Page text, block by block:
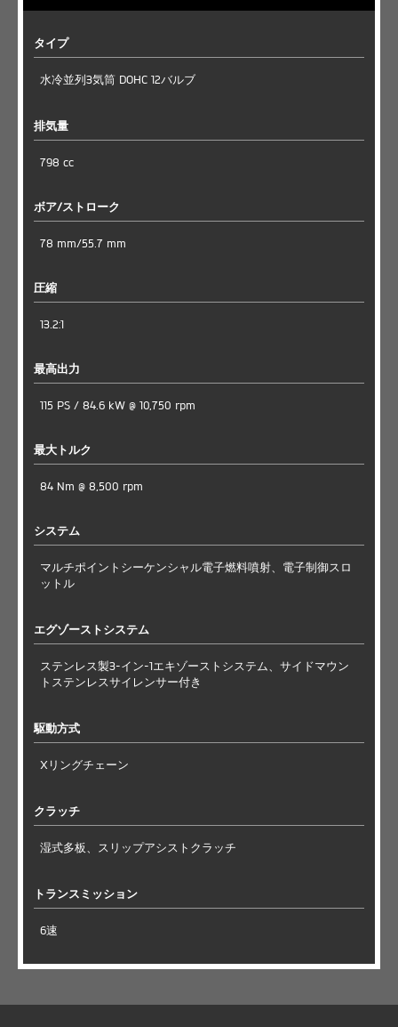
タイプ
水冷並列3気筒 DOHC 12バルブ
排気量
798 cc
ボア/ストローク
78 mm/55.7 mm
圧縮
13.2:1
最高出力
115 PS / 84.6 kW @ 10,750 rpm
最大トルク
84 Nm @ 8,500 rpm
システム
マルチポイントシーケンシャル電子燃料噴射、電子制御スロ
ットル
エグゾーストシステム
ステンレス製3-イン-1エキゾーストシステム、サイドマウン
トステンレスサイレンサー付き
駆動方式
Xリングチェーン
クラッチ
湿式多板、スリップアシストクラッチ
トランスミッション
6速